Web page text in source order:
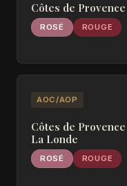
Côtes de Provence
ROSÉ ROUGE
AOC/AOP
Côtes de Provence
La Londe
ROSÉ ROUGE